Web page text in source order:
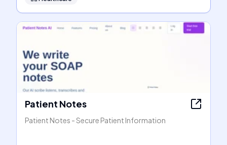
Patient Notes
Patient Notes - Secure Patient Information